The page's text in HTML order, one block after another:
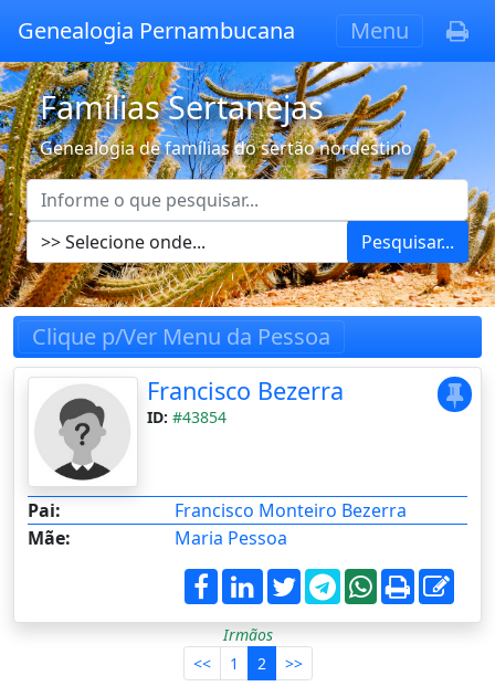
Genealogia Pernambucana Menu
Famílias Sertanejas
Genealogia de famílias do sertão nordestino
Pesquisar...
Clique p/Ver Menu da Pessoa
Francisco Bezerra
ID: #43854
Pai:
Francisco Monteiro Bezerra
Mãe:
Maria Pessoa
Irmãos
<<
1 2 >>